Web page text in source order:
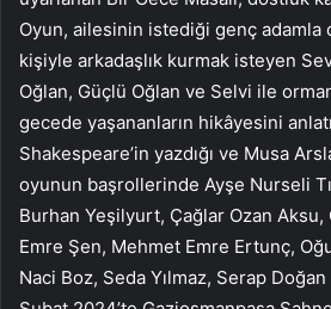
Oyun, ailesinin istediği genç
kişiyle arkadaşlık kurmak isteyen
Oğlan, Güçlü Oğlan ve Selvi ile
gecede yaşananların hikâyesini
Shakespeare’in yazdığı ve Musa
oyunun başrollerinde Ayşe Nurseli
Burhan Yeşilyurt, Çağlar Ozan
Emre Şen, Mehmet Emre Ertunç,
Naci Boz, Seda Yılmaz, Serap Doğan